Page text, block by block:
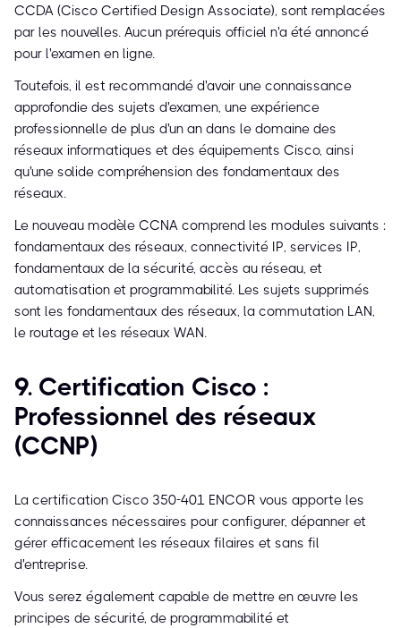
CCDA (Cisco Certified Design Associate), sont remplacées
par les nouvelles. Aucun prérequis officiel n'a été annoncé
pour l'examen en ligne.
Toutefois, il est recommandé d'avoir une connaissance
approfondie des sujets d'examen, une expérience
professionnelle de plus d'un an dans le domaine des
réseaux informatiques et des équipements Cisco, ainsi
qu'une solide compréhension des fondamentaux des
réseaux.
Le nouveau modèle CCNA comprend les modules suivants :
fondamentaux des réseaux, connectivité IP, services IP,
fondamentaux de la sécurité, accès au réseau, et
automatisation et programmabilité. Les sujets supprimés
sont les fondamentaux des réseaux, la commutation LAN,
le routage et les réseaux WAN.
9. Certification Cisco :
Professionnel des réseaux
(CCNP)
La certification Cisco 350-401 ENCOR vous apporte les
connaissances nécessaires pour configurer, dépanner et
gérer efficacement les réseaux filaires et sans fil
d'entreprise.
Vous serez également capable de mettre en œuvre les
principes de sécurité, de programmabilité et